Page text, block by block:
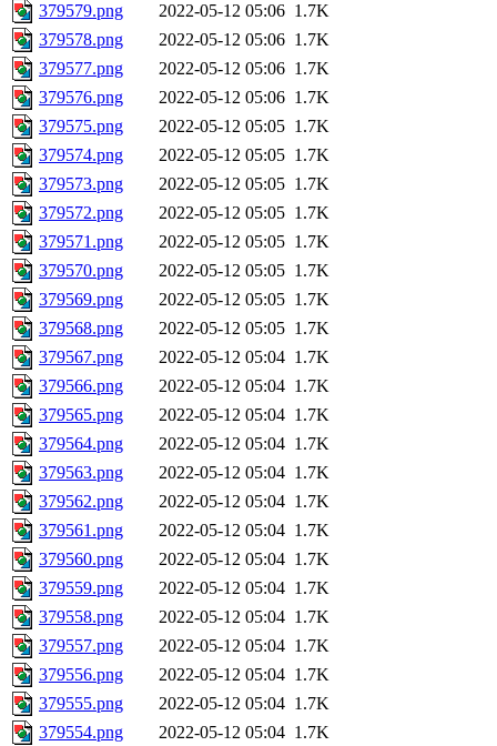
379579.png
2022-05-12 05:06 1.7K
379578.png
2022-05-12 05:06 1.7K
379577.png
2022-05-12 05:06 1.7K
379576.png
2022-05-12 05:06 1.7K
379575.png
2022-05-12 05:05 1.7K
379574.png
2022-05-12 05:05 1.7K
379573.png
2022-05-12 05:05 1.7K
379572.png
2022-05-12 05:05 1.7K
379571.png
2022-05-12 05:05 1.7K
379570.png
2022-05-12 05:05 1.7K
379569.png
2022-05-12 05:05 1.7K
379568.png
2022-05-12 05:05 1.7K
379567.png
2022-05-12 05:04 1.7K
379566.png
2022-05-12 05:04 1.7K
379565.png
2022-05-12 05:04 1.7K
379564.png
2022-05-12 05:04 1.7K
379563.png
2022-05-12 05:04 1.7K
379562.png
2022-05-12 05:04 1.7K
379561.png
2022-05-12 05:04 1.7K
379560.png
2022-05-12 05:04 1.7K
379559.png
2022-05-12 05:04 1.7K
379558.png
2022-05-12 05:04 1.7K
379557.png
2022-05-12 05:04 1.7K
379556.png
2022-05-12 05:04 1.7K
379555.png
2022-05-12 05:04 1.7K
379554.png
2022-05-12 05:04 1.7K